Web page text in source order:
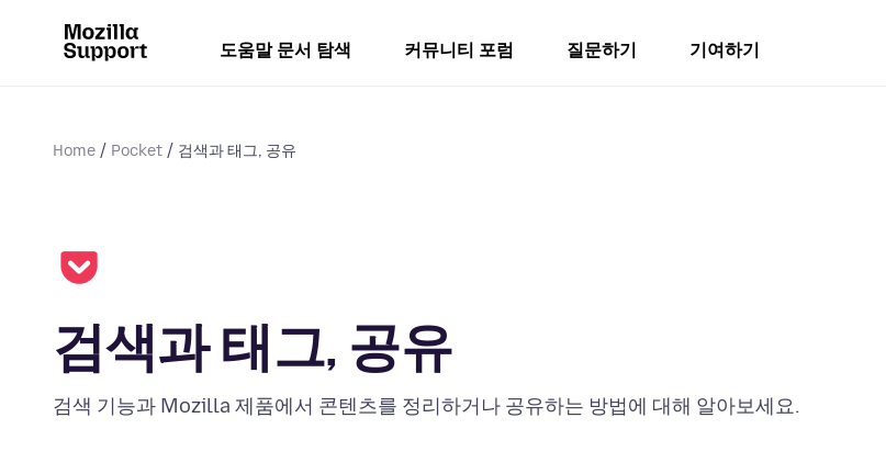
도움말 문서 탐색 커뮤니티 포럼 질문하기 기여하기
Home Pocket 검색과 태그, 공유
검색과 태그, 공유
검색 기능과 Mozilla 제품에서 콘텐츠를 정리하거나 공유하는 방법에 대해 알아보세요.